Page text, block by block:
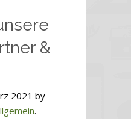
&
2021 by
.